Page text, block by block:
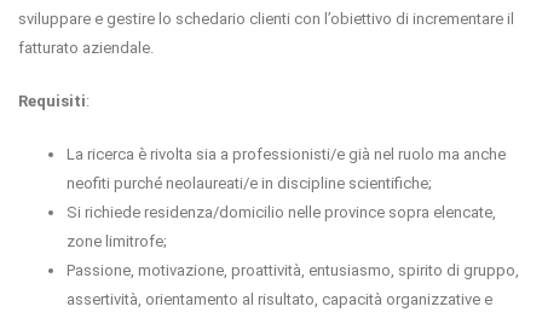
sviluppare e gestire lo schedario clienti con l’obiettivo di incrementare il
fatturato aziendale.
Requisiti:
La ricerca è rivolta sia a professionisti/e già nel ruolo ma anche
neofiti purché neolaureati/e in discipline scientifiche;
Si richiede residenza/domicilio nelle province sopra elencate,
zone limitrofe;
Passione, motivazione, proattività, entusiasmo, spirito di gruppo,
assertività, orientamento al risultato, capacità organizzative e